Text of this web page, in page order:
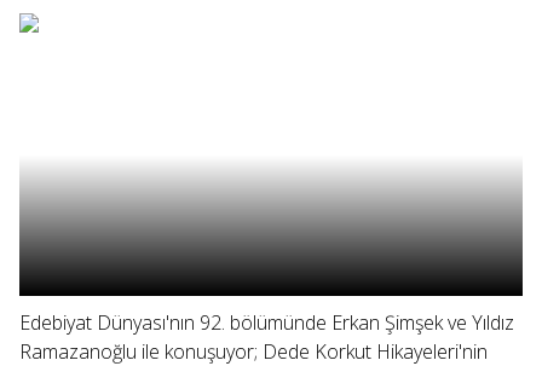
Edebiyat Dünyası'nın 92. bölümünde Erkan Şimşek ve Yıldız
Ramazanoğlu ile konuşuyor; Dede Korkut Hikayeleri'nin